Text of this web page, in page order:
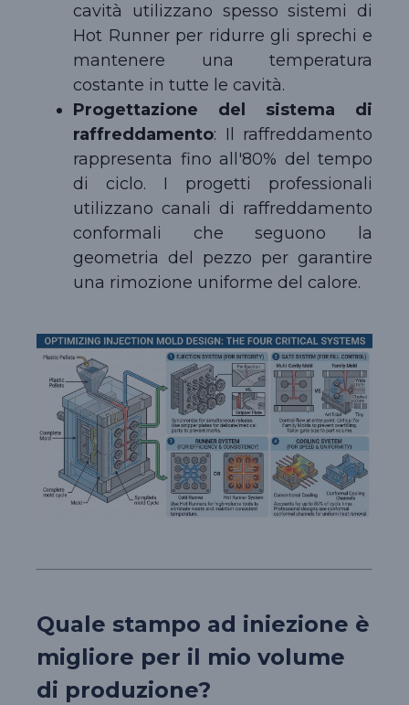
cavità utilizzano spesso sistemi di
Hot Runner per ridurre gli sprechi e
mantenere una temperatura
costante in tutte le cavità.
Progettazione del sistema di
raffreddamento: Il raffreddamento
rappresenta fino all'80% del tempo
di ciclo. I progetti professionali
utilizzano canali di raffreddamento
conformali che seguono la
geometria del pezzo per garantire
una rimozione uniforme del calore.
Quale stampo ad iniezione è
migliore per il mio volume
di produzione?